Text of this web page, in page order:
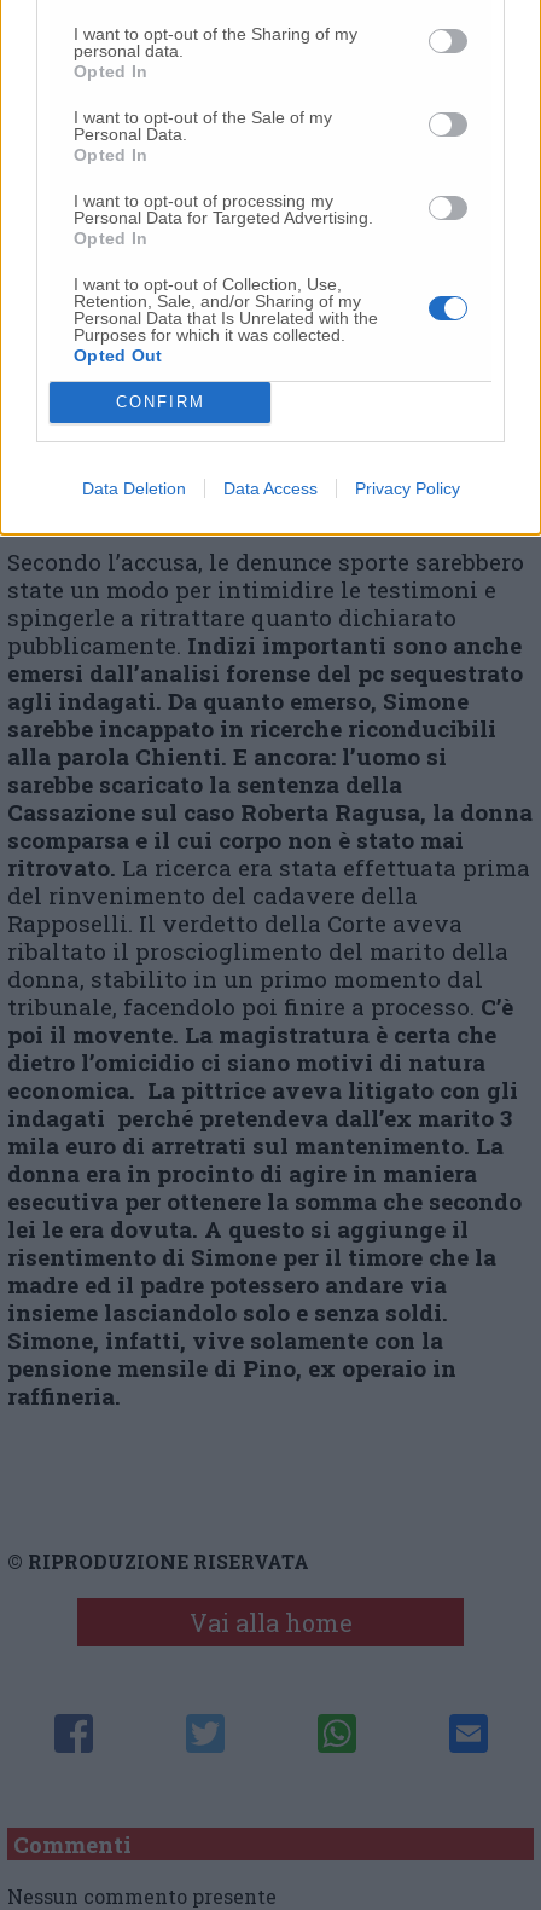
I want to opt-out of the Sharing of my
personal data.
Opted In
I want to opt-out of the Sale of my
Personal Data.
Opted In
I want to opt-out of processing my
Personal Data for Targeted Advertising.
Opted In
I want to opt-out of Collection, Use,
Retention, Sale, and/or Sharing of my
Personal Data that Is Unrelated with the
Purposes for which it was collected.
Opted Out
CONFIRM
Data Deletion Data Access Privacy Policy
dichiarato in televisione che il figlio della
pittrice conosceva molto bene la zona di
Secondo l’accusa, le denunce sporte sarebbero
state un modo per intimidire le testimoni e
spingerle a ritrattare quanto dichiarato
pubblicamente. Indizi importanti sono anche
emersi dall’analisi forense del pc sequestrato
agli indagati. Da quanto emerso, Simone
sarebbe incappato in ricerche riconducibili
alla parola Chienti. E ancora: l’uomo si
sarebbe scaricato la sentenza della
Cassazione sul caso Roberta Ragusa, la donna
scomparsa e il cui corpo non è stato mai
ritrovato. La ricerca era stata effettuata prima
del rinvenimento del cadavere della
Rapposelli. Il verdetto della Corte aveva
ribaltato il proscioglimento del marito della
donna, stabilito in un primo momento dal
tribunale, facendolo poi finire a processo. C’è
poi il movente. La magistratura è certa che
dietro l’omicidio ci siano motivi di natura
economica. La pittrice aveva litigato con gli
indagati perché pretendeva dall’ex marito 3
mila euro di arretrati sul mantenimento. La
donna era in procinto di agire in maniera
esecutiva per ottenere la somma che secondo
lei le era dovuta. A questo si aggiunge il
risentimento di Simone per il timore che la
madre ed il padre potessero andare via
insieme lasciandolo solo e senza soldi.
Simone, infatti, vive solamente con la
pensione mensile di Pino, ex operaio in
raffineria.
© RIPRODUZIONE RISERVATA
Vai alla home
Commenti
Nessun commento presente